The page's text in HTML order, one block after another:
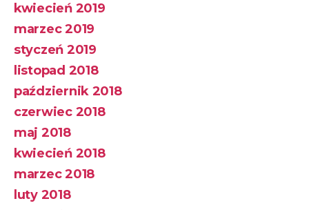
kwiecień 2019
marzec 2019
styczeń 2019
listopad 2018
październik 2018
czerwiec 2018
maj 2018
kwiecień 2018
marzec 2018
luty 2018